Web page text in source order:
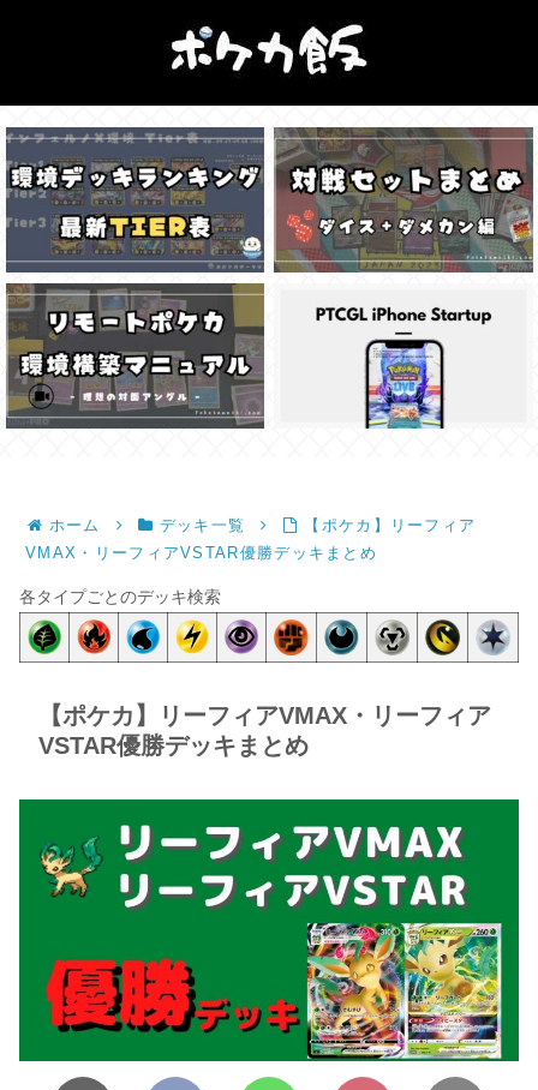
ホーム デッキ一覧
【ポケカ】リーフィア
VMAX・リーフィアVSTAR優勝デッキまとめ
各タイプごとのデッキ検索
【ポケカ】リーフィアVMAX・リーフィア
VSTAR優勝デッキまとめ